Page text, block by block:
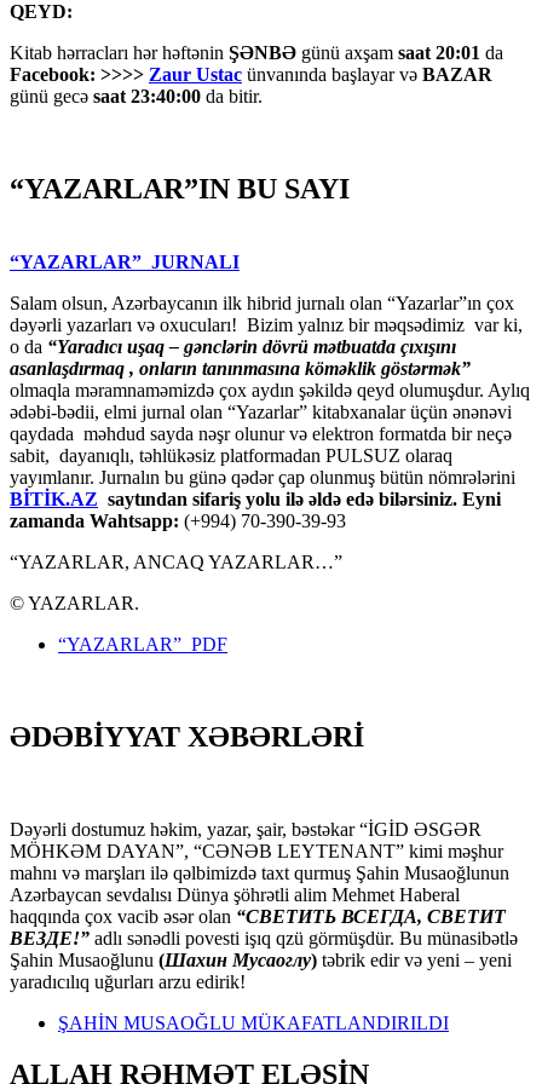
QEYD:
Kitab hərracları hər həftənin ŞƏNBƏ günü axşam saat 20:01 da
Facebook: >>>> Zaur Ustac ünvanında başlayar və BAZAR
günü gecə saat 23:40:00 da bitir.
“YAZARLAR”IN BU SAYI
“YAZARLAR” JURNALI
Salam olsun, Azərbaycanın ilk hibrid jurnalı olan “Yazarlar”ın çox
dəyərli yazarları və oxucuları! Bizim yalnız bir məqsədimiz var ki,
o da “Yaradıcı uşaq – gәnclәrin dövrü mәtbuatda çıxışını
asanlaşdırmaq , onların tanınmasına kömәklik göstәrmәk”
olmaqla məramnaməmizdə çox aydın şəkildə qeyd olumuşdur. Aylıq
ədəbi-bədii, elmi jurnal olan “Yazarlar” kitabxanalar üçün ənənəvi
qaydada məhdud sayda nəşr olunur və elektron formatda bir neçə
sabit, dayanıqlı, təhlükəsiz platformadan PULSUZ olaraq
yayımlanır. Jurnalın bu günə qədər çap olunmuş bütün nömrələrini
BİTİK.AZ saytından sifariş yolu ilə əldə edə bilərsiniz. Eyni
zamanda Wahtsapp: (+994) 70-390-39-93
“YAZARLAR, ANCAQ YAZARLAR…”
© YAZARLAR.
“YAZARLAR” PDF
ƏDƏBİYYAT XƏBƏRLƏRİ
Dəyərli dostumuz həkim, yazar, şair, bəstəkar “İGİD ƏSGƏR
MÖHKƏM DAYAN”, “CƏNƏB LEYTENANT” kimi məşhur
mahnı və marşları ilə qəlbimizdə taxt qurmuş Şahin Musaoğlunun
Azərbaycan sevdalısı Dünya şöhrətli alim Mehmet Haberal
haqqında çox vacib əsər olan “СВЕТИТЬ ВСЕГДА, СВЕТИТ
ВЕЗДЕ!” adlı sənədli povesti işıq qzü görmüşdür. Bu münasibətlə
Şahin Musaoğlunu (Шахин Мусаоглу) təbrik edir və yeni – yeni
yaradıcılıq uğurları arzu edirik!
ŞAHİN MUSAOĞLU MÜKAFATLANDIRILDI
ALLAH RƏHMƏT ELƏSİN